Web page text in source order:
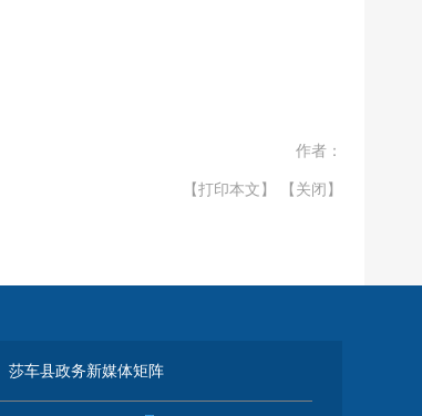
作者：
【打印本文】 【关闭】
莎车县政务新媒体矩阵